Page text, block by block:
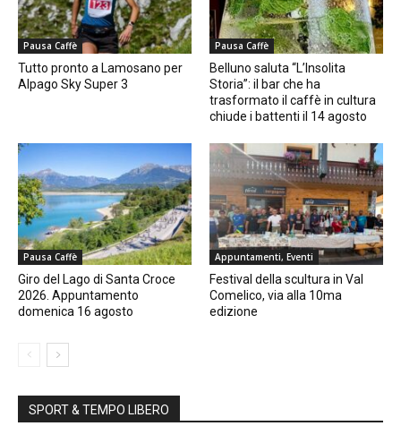
Pausa Caffè
Tutto pronto a Lamosano per
Alpago Sky Super 3
Pausa Caffè
Belluno saluta “L’Insolita
Storia”: il bar che ha
trasformato il caffè in cultura
chiude i battenti il 14 agosto
Pausa Caffè
Giro del Lago di Santa Croce
2026. Appuntamento
domenica 16 agosto
Appuntamenti, Eventi
Festival della scultura in Val
Comelico, via alla 10ma
edizione
SPORT & TEMPO LIBERO